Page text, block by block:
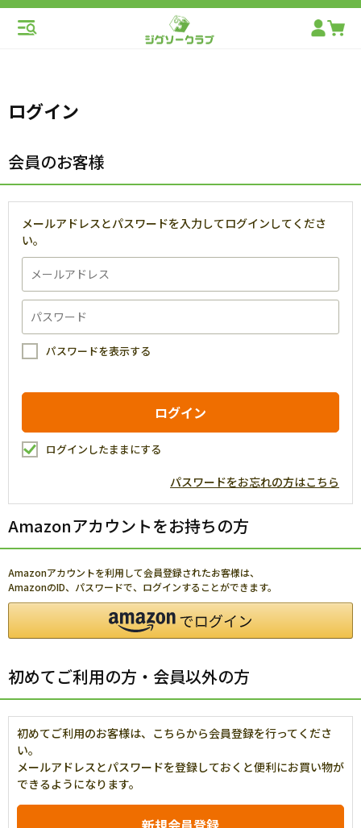
ログイン
会員のお客様
メールアドレスとパスワードを入力してログインしてくださ
い。
パスワードを表示する
ログインしたままにする
パスワードをお忘れの方はこちら
Amazonアカウントをお持ちの方
Amazonアカウントを利用して会員登録されたお客様は、
AmazonのID、パスワードで、ログインすることができます。
初めてご利用の方・会員以外の方
初めてご利用のお客様は、こちらから会員登録を行ってくださ
い。
メールアドレスとパスワードを登録しておくと便利にお買い物が
できるようになります。